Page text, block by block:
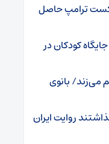
ترامپ حاصل
کودکان در
می‌زند/ بانوی
روایت ایران